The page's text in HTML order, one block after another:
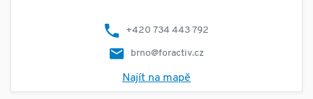
+420 734 443 792
brno@foractiv.cz
Najít na mapě